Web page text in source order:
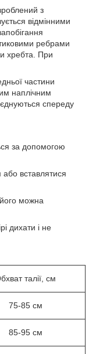
з
відмінними
ребрами
хребта. При
частини
наплічним
спереду
за допомогою
або вставлятися
можна
дихати і не
талії, см
75-85 см
85-95 см